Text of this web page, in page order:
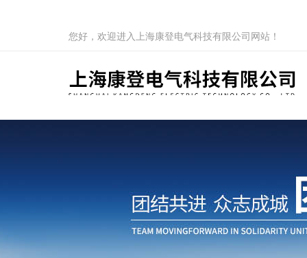
您好，欢迎进入上海康登电气科技有限公司网站！